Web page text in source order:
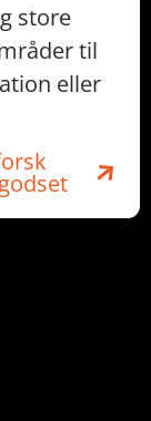
store
til
eller